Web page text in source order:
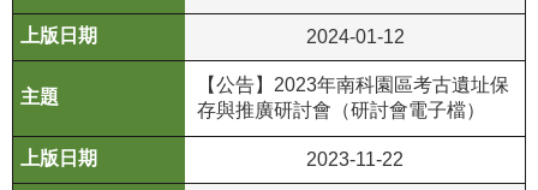
服
務
皮
書
政
2024-01-12
【公告】2023年南科園區考古遺址保
存與推廣研討會（研討會電子檔）
2023-11-22